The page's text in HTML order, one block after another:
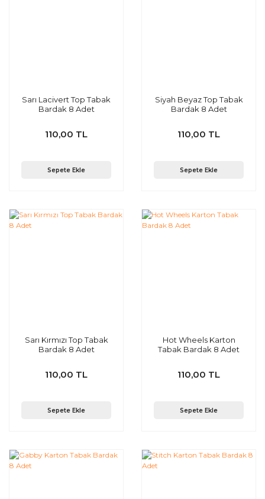
Sarı Lacivert Top Tabak
Bardak 8 Adet
110,00 TL
Sepete Ekle
Siyah Beyaz Top Tabak
Bardak 8 Adet
110,00 TL
Sepete Ekle
Sarı Kırmızı Top Tabak
Bardak 8 Adet
110,00 TL
Sepete Ekle
Hot Wheels Karton
Tabak Bardak 8 Adet
110,00 TL
Sepete Ekle